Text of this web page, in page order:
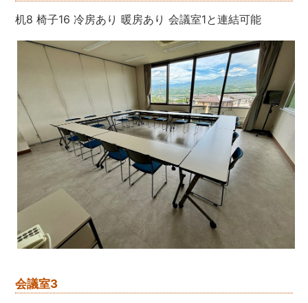
机8 椅子16 冷房あり 暖房あり 会議室1と連結可能
会議室3